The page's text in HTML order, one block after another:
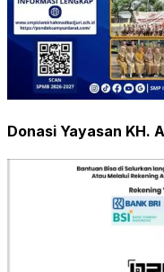
Donasi Yayasan KH.